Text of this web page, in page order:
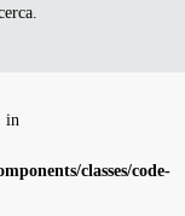
in
classes/code-